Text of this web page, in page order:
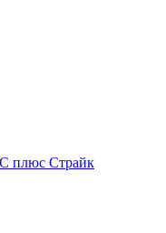
плюс Страйк